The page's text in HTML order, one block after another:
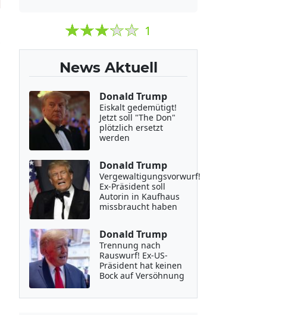
1
News Aktuell
Donald Trump
Eiskalt gedemütigt!
Jetzt soll "The Don"
plötzlich ersetzt
werden
Donald Trump
Vergewaltigungsvorwurf!
Ex-Präsident soll
Autorin in Kaufhaus
missbraucht haben
Donald Trump
Trennung nach
Rauswurf! Ex-US-
Präsident hat keinen
Bock auf Versöhnung